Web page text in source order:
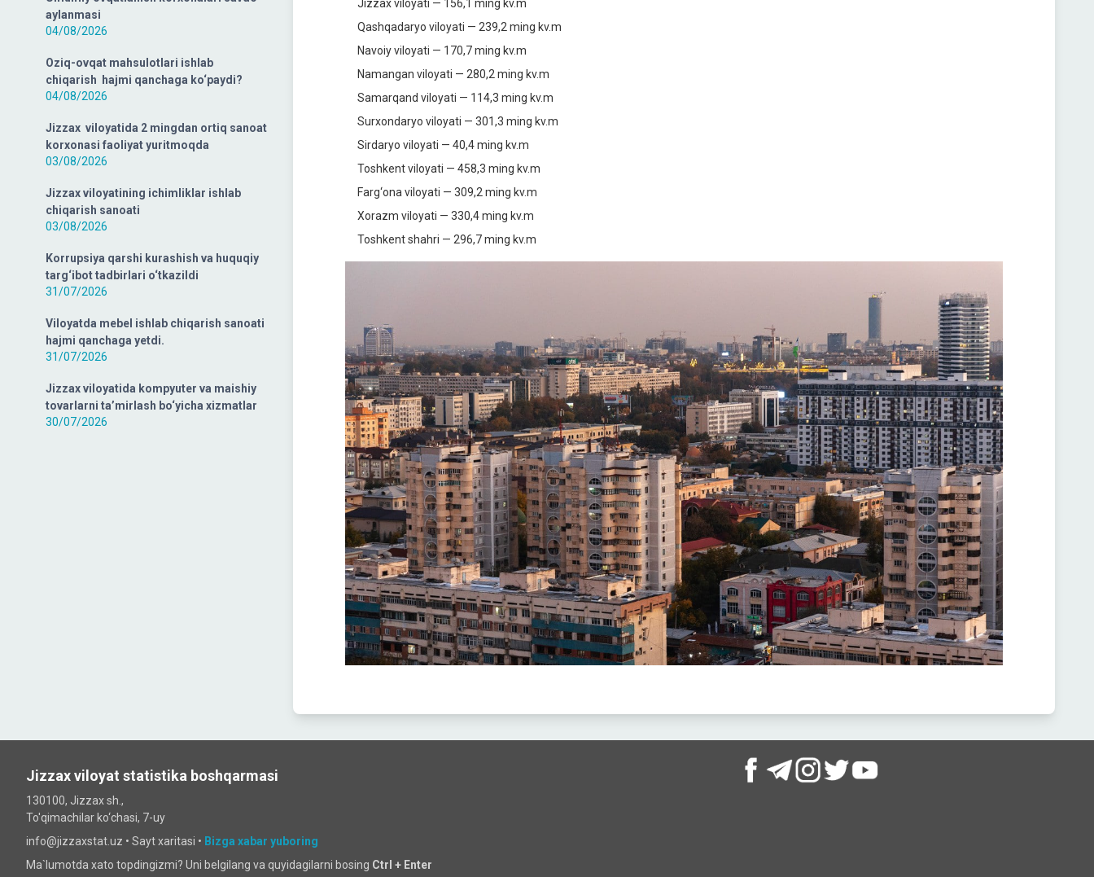
aylanmasi
04/08/2026
Oziq-ovqat mahsulotlari ishlab
chiqarish hajmi qanchaga ko‘paydi?
04/08/2026
Jizzax viloyatida 2 mingdan ortiq sanoat
korxonasi faoliyat yuritmoqda
03/08/2026
Jizzax viloyatining ichimliklar ishlab
chiqarish sanoati
03/08/2026
Korrupsiya qarshi kurashish va huquqiy
targ‘ibot tadbirlari o‘tkazildi
31/07/2026
Viloyatda mebel ishlab chiqarish sanoati
hajmi qanchaga yetdi.
31/07/2026
Jizzax viloyatida kompyuter va maishiy
tovarlarni ta’mirlash bo‘yicha xizmatlar
30/07/2026
Jizzax viloyati — 156,1 ming kv.m
Qashqadaryo viloyati — 239,2 ming kv.m
Navoiy viloyati — 170,7 ming kv.m
Namangan viloyati — 280,2 ming kv.m
Samarqand viloyati — 114,3 ming kv.m
Surxondaryo viloyati — 301,3 ming kv.m
Sirdaryo viloyati — 40,4 ming kv.m
Toshkent viloyati — 458,3 ming kv.m
Farg‘ona viloyati — 309,2 ming kv.m
Xorazm viloyati — 330,4 ming kv.m
Toshkent shahri — 296,7 ming kv.m
Jizzax viloyat statistika boshqarmasi
130100, Jizzax sh.,
To'qimachilar ko‘chаsi, 7-uy
info@jizzaxstat.uz • Sayt xaritasi • Bizga xabar yuboring
Ma`lumotda xato topdingizmi? Uni belgilang va quyidagilarni bosing Ctrl + Enter